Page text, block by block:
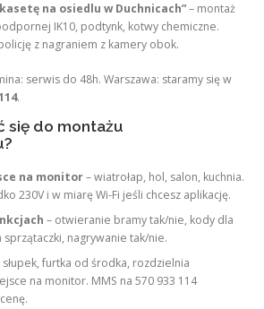
na osiedlu w Duchnicach”– montaż
IK10, podtynk, kotwy chemiczne.
z nagraniem z kamery obok.
serwis do 48h. Warszawa: staramy się w
.
się do montażu
na monitor– wiatrołap, hol, salon, kuchnia.
230V i w miarę Wi-Fi jeśli chcesz aplikację.
– otwieranie bramy tak/nie, kody dla
sprzątaczki, nagrywanie tak/nie.
słupek, furtka od środka, rozdzielnia
na monitor. MMS na 570 933 114